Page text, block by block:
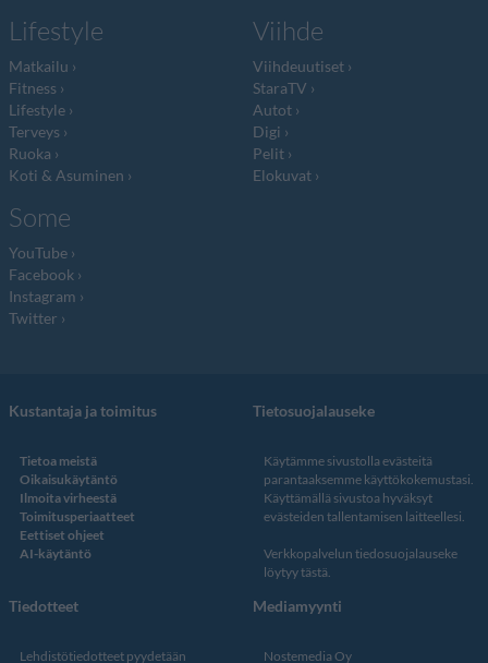
Lifestyle
Matkailu
Fitness
Lifestyle
Terveys
Ruoka
Koti & Asuminen
Viihde
Viihdeuutiset
StaraTV
Autot
Digi
Pelit
Elokuvat
Some
YouTube
Facebook
Instagram
Twitter
Kustantaja ja toimitus
Tietoa meistä
Oikaisukäytäntö
Ilmoita virheestä
Toimitusperiaatteet
Eettiset ohjeet
AI-käytäntö
Tietosuojalauseke
Käytämme sivustolla evästeitä
parantaaksemme käyttökokemustasi.
Käyttämällä sivustoa hyväksyt
evästeiden tallentamisen laitteellesi.
Verkkopalvelun tiedosuojalauseke
löytyy tästä.
Tiedotteet
Lehdistötiedotteet pyydetään
Mediamyynti
Nostemedia Oy